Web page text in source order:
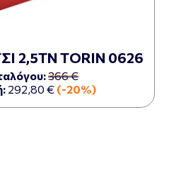
2,5ΤΝ TORIN 0626
366 €
292,80 € (-20%)